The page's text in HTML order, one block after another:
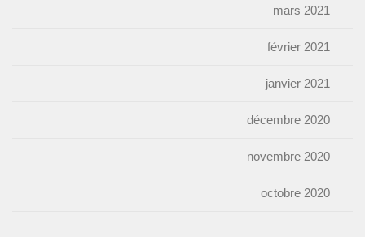
mars 2021
février 2021
janvier 2021
décembre 2020
novembre 2020
octobre 2020